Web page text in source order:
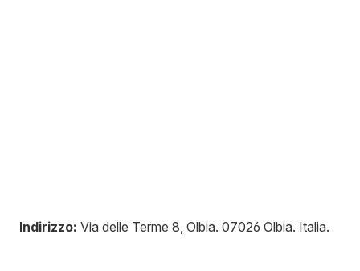
Indirizzo: Via delle Terme 8, Olbia. 07026 Olbia. Italia.